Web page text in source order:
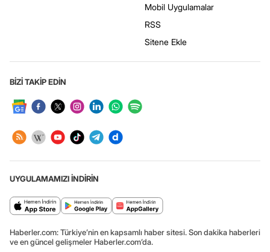
Mobil Uygulamalar
RSS
Sitene Ekle
BİZİ TAKİP EDİN
UYGULAMAMIZI İNDİRİN
Haberler.com: Türkiye’nin en kapsamlı haber sitesi. Son dakika haberleri
ve en güncel gelişmeler Haberler.com’da.